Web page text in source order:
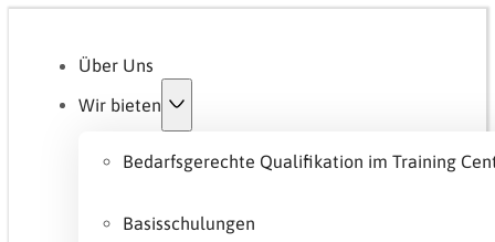
Über Uns
Wir bieten
Bedarfsgerechte Qualifikation im Training
Basisschulungen